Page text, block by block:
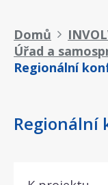
Drobečková
navigace
Domů
Úřad a
Regionální
Regionální